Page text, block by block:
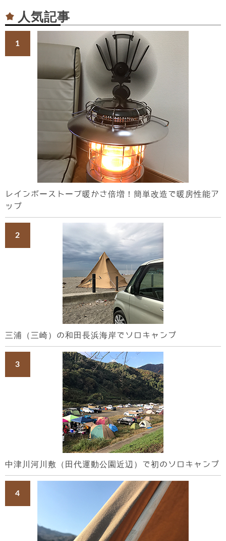
人気記事
レインボーストーブ暖かさ倍増！簡単改造で暖房性能ア
ップ
三浦（三崎）の和田長浜海岸でソロキャンプ
中津川河川敷（田代運動公園近辺）で初のソロキャンプ